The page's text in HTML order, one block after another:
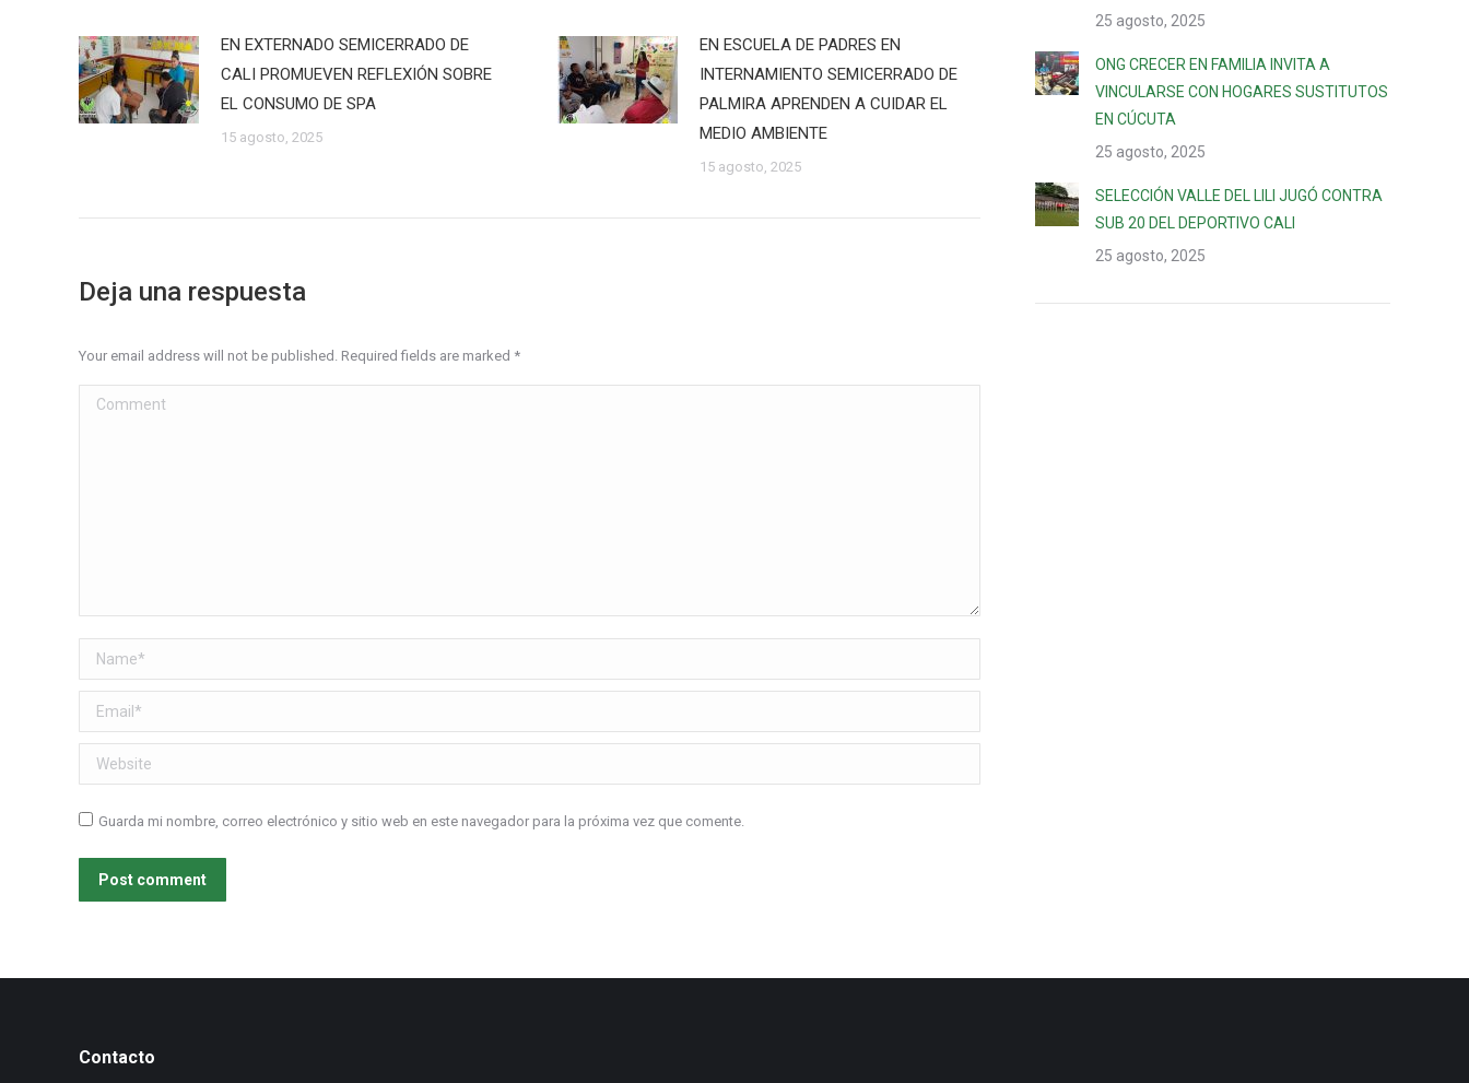
EN EXTERNADO SEMICERRADO DE
CALI PROMUEVEN REFLEXIÓN SOBRE
EL CONSUMO DE SPA
15 agosto, 2025
EN ESCUELA DE PADRES EN
INTERNAMIENTO SEMICERRADO DE
PALMIRA APRENDEN A CUIDAR EL
MEDIO AMBIENTE
15 agosto, 2025
Deja una respuesta
Your email address will not be published. Required fields are marked *
Comment
Name *
Email *
Website
Guarda mi nombre, correo electrónico y sitio web en este navegador para la próxima vez que comente.
Post comment
25 agosto, 2025
ONG CRECER EN FAMILIA INVITA A
VINCULARSE CON HOGARES SUSTITUTOS
EN CÚCUTA
25 agosto, 2025
SELECCIÓN VALLE DEL LILI JUGÓ CONTRA
SUB 20 DEL DEPORTIVO CALI
25 agosto, 2025
Contacto